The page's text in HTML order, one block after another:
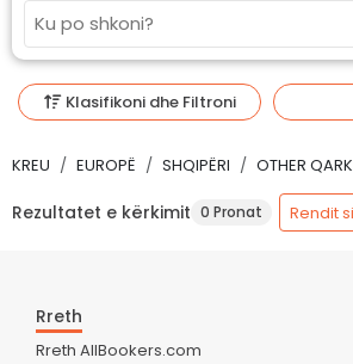
Klasifikoni dhe Filtroni
KREU EUROPË SHQIPËRI OTHER QARK
Rezultatet e kërkimit 0 Pronat
Rreth
Rreth AllBookers.com